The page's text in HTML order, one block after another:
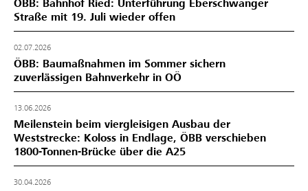
ÖBB: Bahnhof Ried: Unterführung Eberschwanger
Straße mit 19. Juli wieder offen
02.07.2026
ÖBB: Baumaßnahmen im Sommer sichern
zuverlässigen Bahnverkehr in OÖ
13.06.2026
Meilenstein beim viergleisigen Ausbau der
Weststrecke: Koloss in Endlage, ÖBB verschieben
1800-Tonnen-Brücke über die A25
30.04.2026